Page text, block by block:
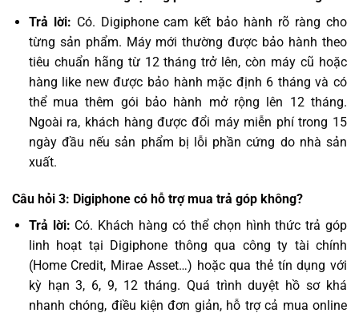
Trả lời: Có. Digiphone cam kết bảo hành rõ ràng cho
từng sản phẩm. Máy mới thường được bảo hành theo
tiêu chuẩn hãng từ 12 tháng trở lên, còn máy cũ hoặc
hàng like new được bảo hành mặc định 6 tháng và có
thể mua thêm gói bảo hành mở rộng lên 12 tháng.
Ngoài ra, khách hàng được đổi máy miễn phí trong 15
ngày đầu nếu sản phẩm bị lỗi phần cứng do nhà sản
xuất.
Câu hỏi 3: Digiphone có hỗ trợ mua trả góp không?
Trả lời: Có. Khách hàng có thể chọn hình thức trả góp
linh hoạt tại Digiphone thông qua công ty tài chính
(Home Credit, Mirae Asset…) hoặc qua thẻ tín dụng với
kỳ hạn 3, 6, 9, 12 tháng. Quá trình duyệt hồ sơ khá
nhanh chóng, điều kiện đơn giản, hỗ trợ cả mua online